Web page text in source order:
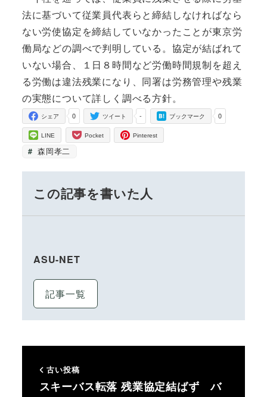
法に基づいて従業員代表らと締結しなければなら
ない労使協定を締結していなかったことが東京労
働局などの調べで判明している。協定が結ばれて
いない場合、１日８時間など労働時間規制を超え
る労働は違法残業になり、同署は労務管理や残業
の実態について詳しく調べる方針。
0
シェア -
ツイート 0
ブックマーク
LINE Pocket Pinterest
森岡孝二
この記事を書いた人
ASU-NET
記事一覧
古い投稿
スキーバス転落 残業協定結ばず バ